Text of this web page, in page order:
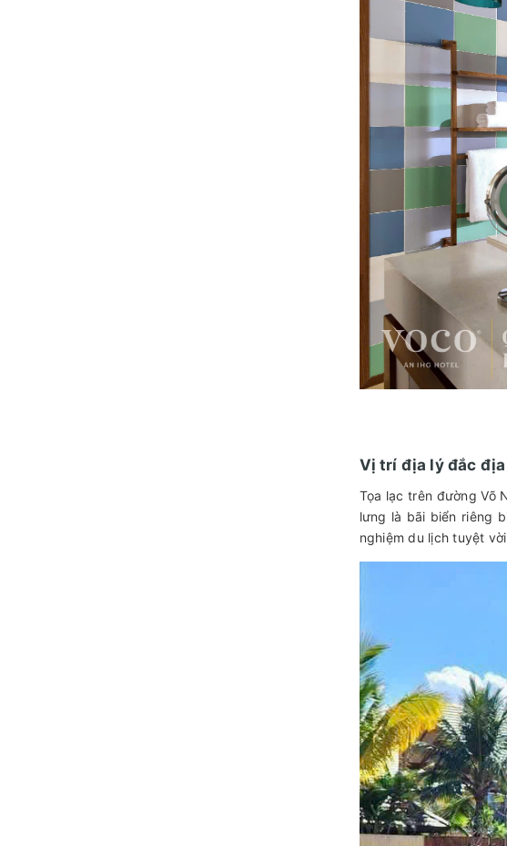
Vị trí địa lý đắc
Tọa lạc trên đường Võ
lưng là bãi biển riêng
nghiệm du lịch tuyệt